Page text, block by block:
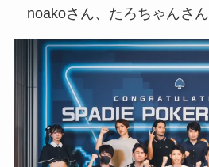
noakoさん、たろちゃんさん